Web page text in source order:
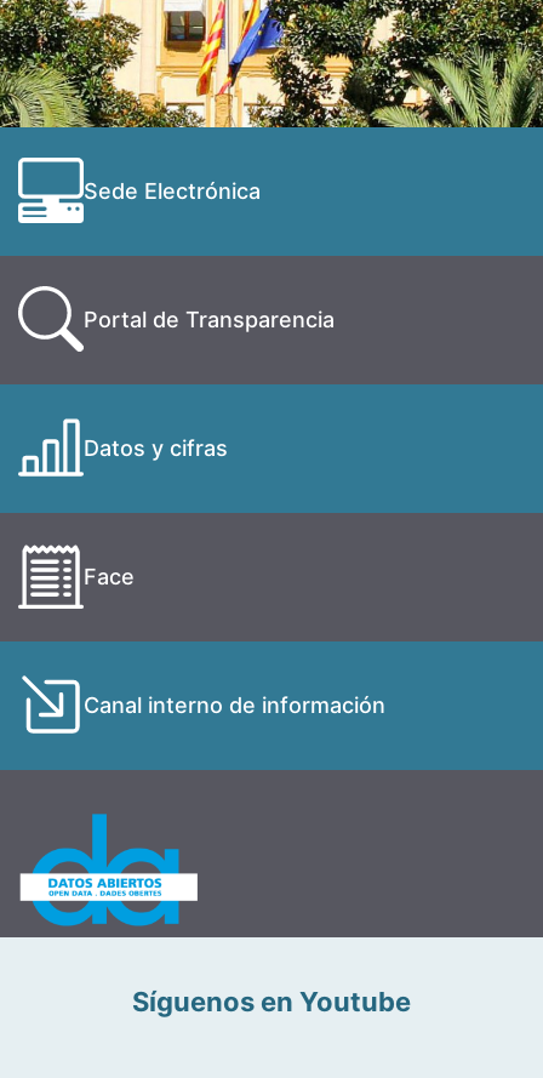
Sede Electrónica
Portal de Transparencia
Datos y cifras
Face
Canal interno de información
Síguenos en Youtube